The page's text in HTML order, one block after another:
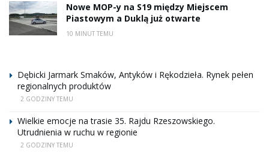
Nowe MOP-y na S19 między Miejscem
Piastowym a Duklą już otwarte
10 MINUT TEMU
Dębicki Jarmark Smaków, Antyków i Rękodzieła. Rynek pełen
regionalnych produktów
2 GODZINY TEMU
Wielkie emocje na trasie 35. Rajdu Rzeszowskiego.
Utrudnienia w ruchu w regionie
2 GODZINY TEMU